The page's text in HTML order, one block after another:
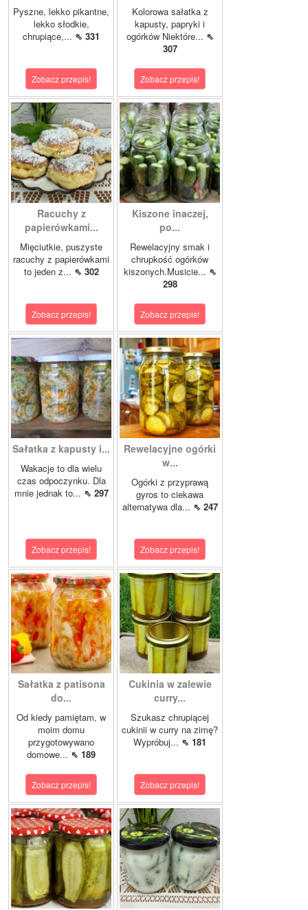
Pyszne, lekko pikantne,
lekko słodkie,
chrupiące,... ⇖ 331
Zobacz przepis!
Kolorowa sałatka z
kapusty, papryki i
ogórków Niektóre... ⇖
307
Zobacz przepis!
Racuchy z
papierówkami...
Mięciutkie, puszyste
racuchy z papierówkami
to jeden z... ⇖ 302
Zobacz przepis!
Kiszone inaczej,
po...
Rewelacyjny smak i
chrupkość ogórków
kiszonych.Musicie... ⇖
298
Zobacz przepis!
Sałatka z kapusty i...
Wakacje to dla wielu
czas odpoczynku. Dla
mnie jednak to... ⇖ 297
Zobacz przepis!
Rewelacyjne ogórki
w...
Ogórki z przyprawą
gyros to ciekawa
alternatywa dla... ⇖ 247
Zobacz przepis!
Sałatka z patisona
do...
Od kiedy pamiętam, w
moim domu
przygotowywano
domowe... ⇖ 189
Zobacz przepis!
Cukinia w zalewie
curry...
Szukasz chrupiącej
cukinii w curry na zimę?
Wypróbuj... ⇖ 181
Zobacz przepis!